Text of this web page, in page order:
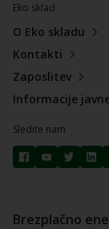
Eko sklad
O Eko skladu
Kontakti
Zaposlitev
Informacije
Sledite nam
Brezplačno